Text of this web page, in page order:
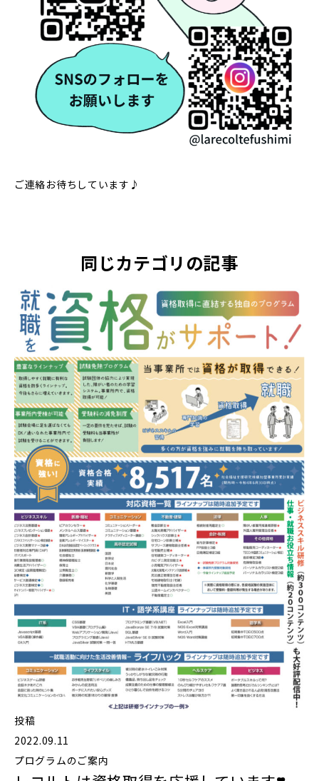
ご連絡お待ちしています♪
同じカテゴリの記事
投稿
2022.09.11
プログラムのご案内